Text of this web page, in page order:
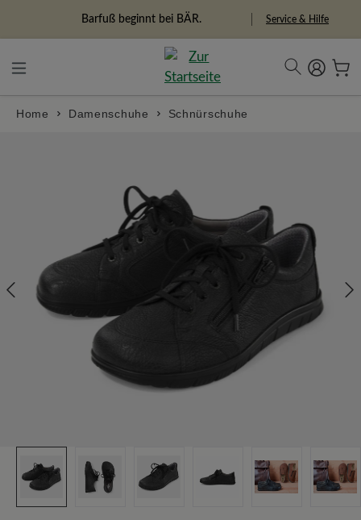
Barfuß beginnt bei BÄR. Service & Hilfe
Home Damenschuhe Schnürschuhe